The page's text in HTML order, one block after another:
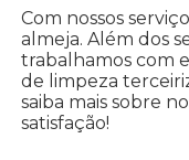
Com nossos
almeja. Além dos
trabalhamos com
de limpeza
saiba mais sobre
satisfação!